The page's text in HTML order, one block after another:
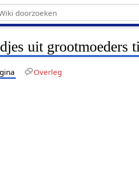
uit grootmoeders
Overleg